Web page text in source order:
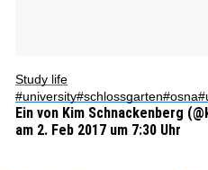
Study life
Ein von Kim Schnackenberg
am 2. Feb 2017 um 7:30 Uhr